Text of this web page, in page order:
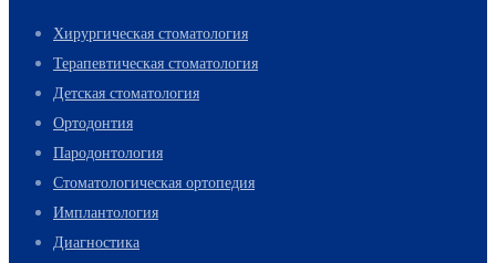
Хирургическая стоматология
Терапевтическая стоматология
Детская стоматология
Ортодонтия
Пародонтология
Стоматологическая ортопедия
Имплантология
Диагностика